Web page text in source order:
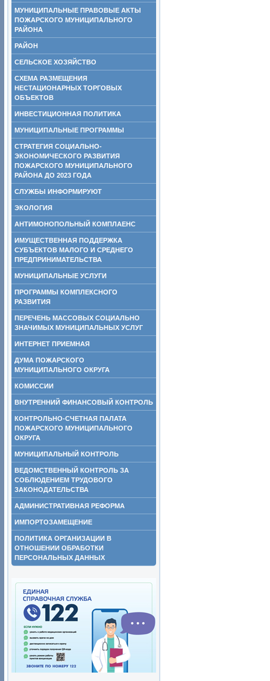
МУНИЦИПАЛЬНЫЕ ПРАВОВЫЕ АКТЫ
ПОЖАРСКОГО МУНИЦИПАЛЬНОГО
РАЙОНА
РАЙОН
СЕЛЬСКОЕ ХОЗЯЙСТВО
СХЕМА РАЗМЕЩЕНИЯ
НЕСТАЦИОНАРНЫХ ТОРГОВЫХ
ОБЪЕКТОВ
ИНВЕСТИЦИОННАЯ ПОЛИТИКА
МУНИЦИПАЛЬНЫЕ ПРОГРАММЫ
СТРАТЕГИЯ СОЦИАЛЬНО-
ЭКОНОМИЧЕСКОГО РАЗВИТИЯ
ПОЖАРСКОГО МУНИЦИПАЛЬНОГО
РАЙОНА ДО 2023 ГОДА
СЛУЖБЫ ИНФОРМИРУЮТ
ЭКОЛОГИЯ
АНТИМОНОПОЛЬНЫЙ КОМПЛАЕНС
ИМУЩЕСТВЕННАЯ ПОДДЕРЖКА
СУБЪЕКТОВ МАЛОГО И СРЕДНЕГО
ПРЕДПРИНИМАТЕЛЬСТВА
МУНИЦИПАЛЬНЫЕ УСЛУГИ
ПРОГРАММЫ КОМПЛЕКСНОГО
РАЗВИТИЯ
ПЕРЕЧЕНЬ МАССОВЫХ СОЦИАЛЬНО
ЗНАЧИМЫХ МУНИЦИПАЛЬНЫХ УСЛУГ
ИНТЕРНЕТ ПРИЕМНАЯ
ДУМА ПОЖАРСКОГО
МУНИЦИПАЛЬНОГО ОКРУГА
КОМИССИИ
ВНУТРЕННИЙ ФИНАНСОВЫЙ КОНТРОЛЬ
КОНТРОЛЬНО-СЧЕТНАЯ ПАЛАТА
ПОЖАРСКОГО МУНИЦИПАЛЬНОГО
ОКРУГА
МУНИЦИПАЛЬНЫЙ КОНТРОЛЬ
ВЕДОМСТВЕННЫЙ КОНТРОЛЬ ЗА
СОБЛЮДЕНИЕМ ТРУДОВОГО
ЗАКОНОДАТЕЛЬСТВА
АДМИНИСТРАТИВНАЯ РЕФОРМА
ИМПОРТОЗАМЕЩЕНИЕ
ПОЛИТИКА ОРГАНИЗАЦИИ В
ОТНОШЕНИИ ОБРАБОТКИ
ПЕРСОНАЛЬНЫХ ДАННЫХ